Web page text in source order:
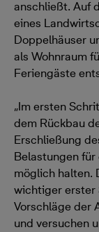
anschließt. Auf
eines
Doppelhäuser
als Wohnraum
Feriengäste
„Im ersten
dem Rückbau
Erschließung
Belastungen
möglich halten.
wichtiger erster
Vorschläge der
und versuchen